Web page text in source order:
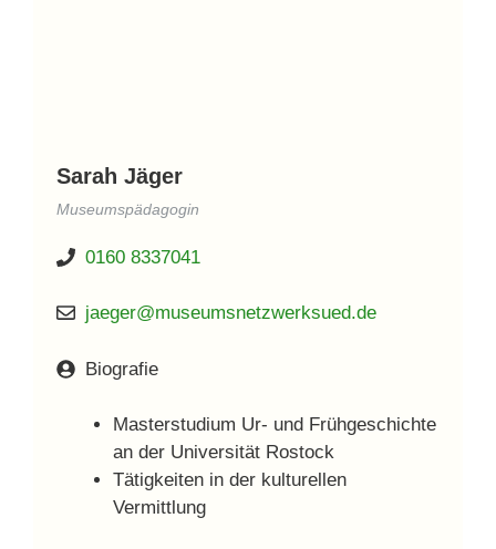
Sarah Jäger
MuseumspädagogIn
0160 8337041
jaeger@museumsnetzwerksued.de
Biografie
Masterstudium Ur- und Frühgeschichte
an der Universität Rostock
Tätigkeiten in der kulturellen
Vermittlung